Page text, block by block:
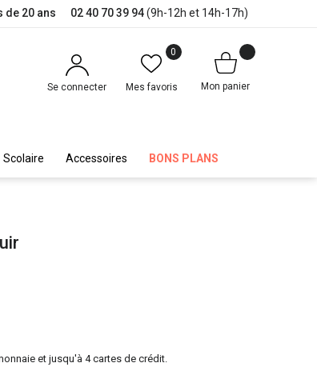
de 20 ans 02 40 70 39 94(9h-12h et 14h-17h)
Se connecter
0
Mes favoris Mon panier
Scolaire Accessoires BONS PLANS
et jusqu'à 4 cartes de crédit.